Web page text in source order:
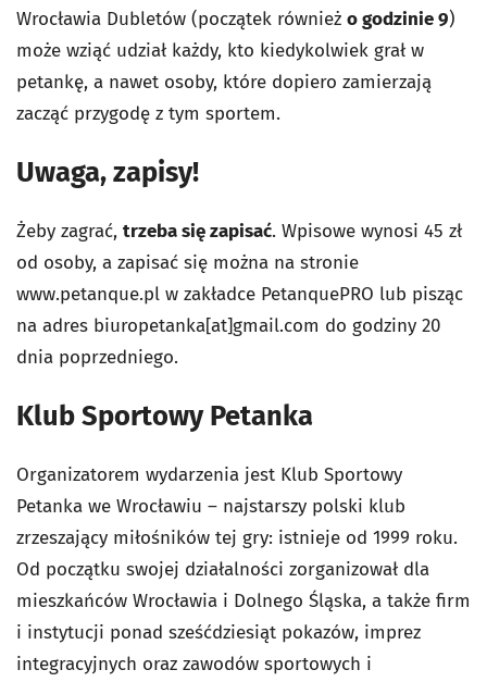
Wrocławia Dubletów (początek również o godzinie 9)
może wziąć udział każdy, kto kiedykolwiek grał w
petankę, a nawet osoby, które dopiero zamierzają
zacząć przygodę z tym sportem.
Uwaga, zapisy!
Żeby zagrać, trzeba się zapisać. Wpisowe wynosi 45 zł
od osoby, a zapisać się można na stronie
www.petanque.pl w zakładce PetanquePRO lub pisząc
na adres biuropetanka[at]gmail.com do godziny 20
dnia poprzedniego.
Klub Sportowy Petanka
Organizatorem wydarzenia jest Klub Sportowy
Petanka we Wrocławiu – najstarszy polski klub
zrzeszający miłośników tej gry: istnieje od 1999 roku.
Od początku swojej działalności zorganizował dla
mieszkańców Wrocławia i Dolnego Śląska, a także firm
i instytucji ponad sześćdziesiąt pokazów, imprez
integracyjnych oraz zawodów sportowych i